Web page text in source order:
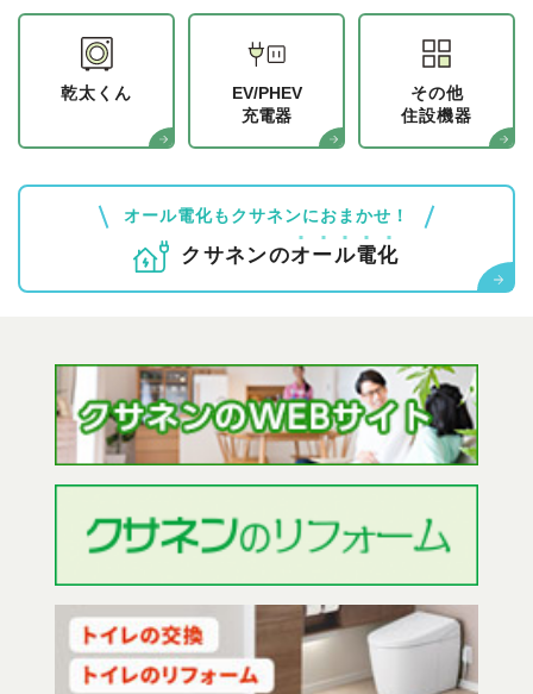
乾太くん
EV/PHEV
充電器
その他
住設機器
オール電化もクサネンにおまかせ！
クサネンのオール電化